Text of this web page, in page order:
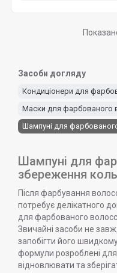
Засоби догляду
Кондиціонери для
Маски для фарбованого
Шампуні для
Шампуні для
збереження
Після фарбування
потребує делікатного
для фарбованого
Звичайні засоби не
запобігти його
формули розроблені
відновлювати та